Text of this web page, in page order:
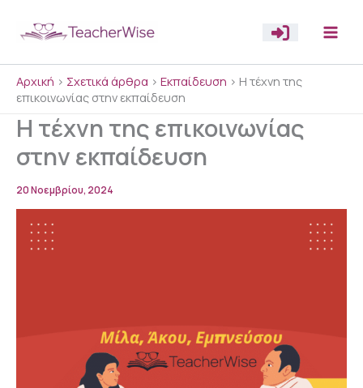
Αρχική > Σχετικά άρθρα > Εκπαίδευση > Η τέχνη της
επικοινωνίας στην εκπαίδευση
Η τέχνη της επικοινωνίας
στην εκπαίδευση
20 Νοεμβρίου, 2024